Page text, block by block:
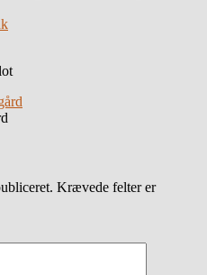
Krævede felter er